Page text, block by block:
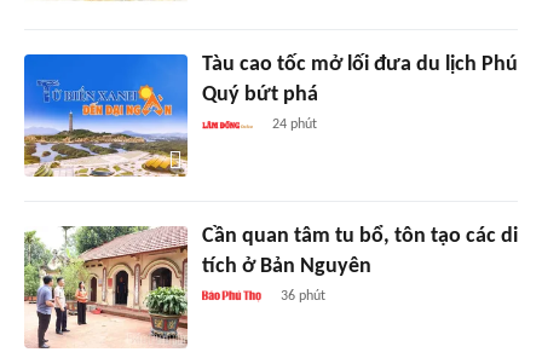
Tàu cao tốc mở lối đưa du lịch Phú
Quý bứt phá
24 phút
Cần quan tâm tu bổ, tôn tạo các di
tích ở Bản Nguyên
36 phút